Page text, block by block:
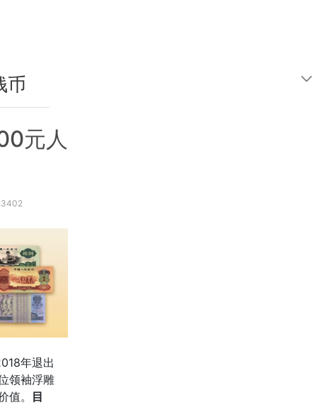
币
元人
年退出
领袖浮雕
。 目